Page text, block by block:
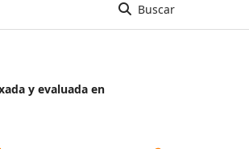
Buscar
y evaluada en